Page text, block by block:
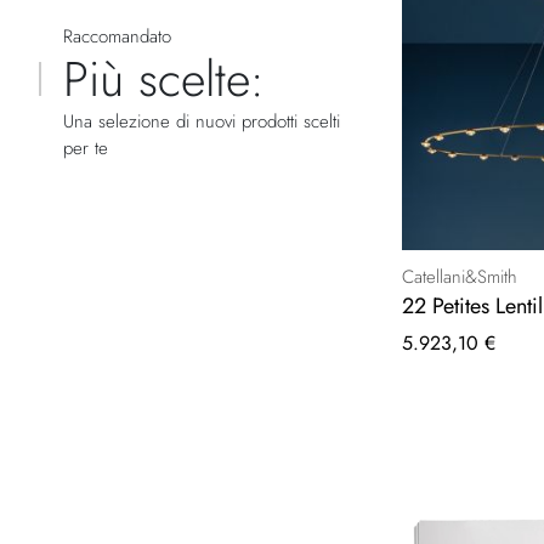
Raccomandato
Più scelte:
Una selezione di nuovi prodotti scelti
per te
Catellani&Smith
22 Petites
5.923,10 €